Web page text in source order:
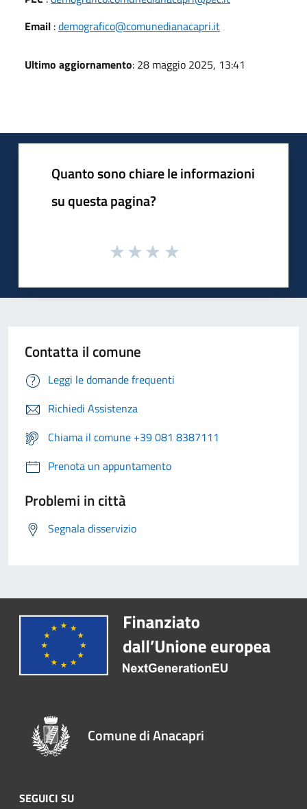
Email :demografico@comunedianacapri.it
Ultimo aggiornamento: 28 maggio 2025, 13:41
Quanto sono chiare le informazioni
su questa pagina?
Contatta il comune
Leggi le domande frequenti
Richiedi Assistenza
Chiama il comune +39 081 8387111
Prenota un appuntamento
Problemi in città
Segnala disservizio
Comune di Anacapri
SEGUICI SU